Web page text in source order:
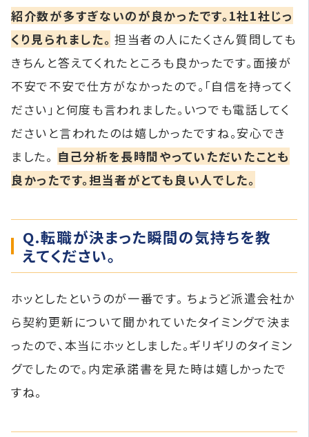
紹介数が多すぎないのが良かったです。1社1社じっ
くり見られました。 担当者の人にたくさん質問しても
きちんと答えてくれたところも良かったです。面接が
不安で不安で仕方がなかったので。「自信を持ってく
ださい」と何度も言われました。いつでも電話してく
ださいと言われたのは嬉しかったですね。安心でき
ました。 自己分析を長時間やっていただいたことも
良かったです。担当者がとても良い人でした。
Q.転職が決まった瞬間の気持ちを教
えてください。
ホッとしたというのが一番です。 ちょうど派遣会社か
ら契約更新について聞かれていたタイミングで決ま
ったので、本当にホッとしました。ギリギリのタイミン
グでしたので。内定承諾書を見た時は嬉しかったで
すね。